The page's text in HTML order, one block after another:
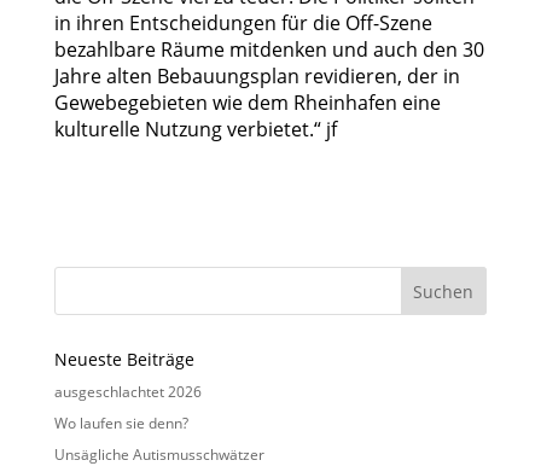
in ihren Entscheidungen für die Off-Szene
bezahlbare Räume mitdenken und auch den 30
Jahre alten Bebauungsplan revidieren, der in
Gewebegebieten wie dem Rheinhafen eine
kulturelle Nutzung verbietet.“ jf
Neueste Beiträge
ausgeschlachtet 2026
Wo laufen sie denn?
Unsägliche Autismusschwätzer